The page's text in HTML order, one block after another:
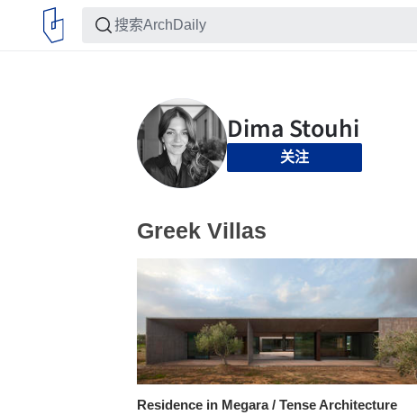
关注
Greek Villas
Residence in Megara / Tense Architecture